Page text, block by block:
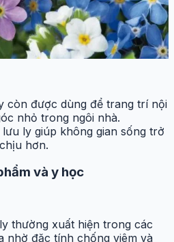
còn được dùng để trang trí nội
nhỏ trong ngôi nhà.
ly giúp không gian sống trở
hơn.
và y học
thường xuất hiện trong các
nhờ đặc tính chống viêm và